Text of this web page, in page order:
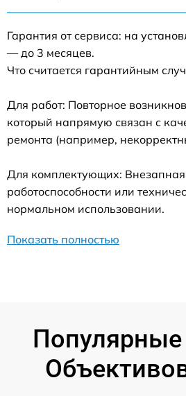
Гарантия от сервиса: на
— до 3 месяцев.
Что считается гарантийным
Для работ: Повторное
который напрямую связан с
ремонта (например,
Для комплектующих: Внезапная
работоспособности или
нормальном использовании.
Показать полностью